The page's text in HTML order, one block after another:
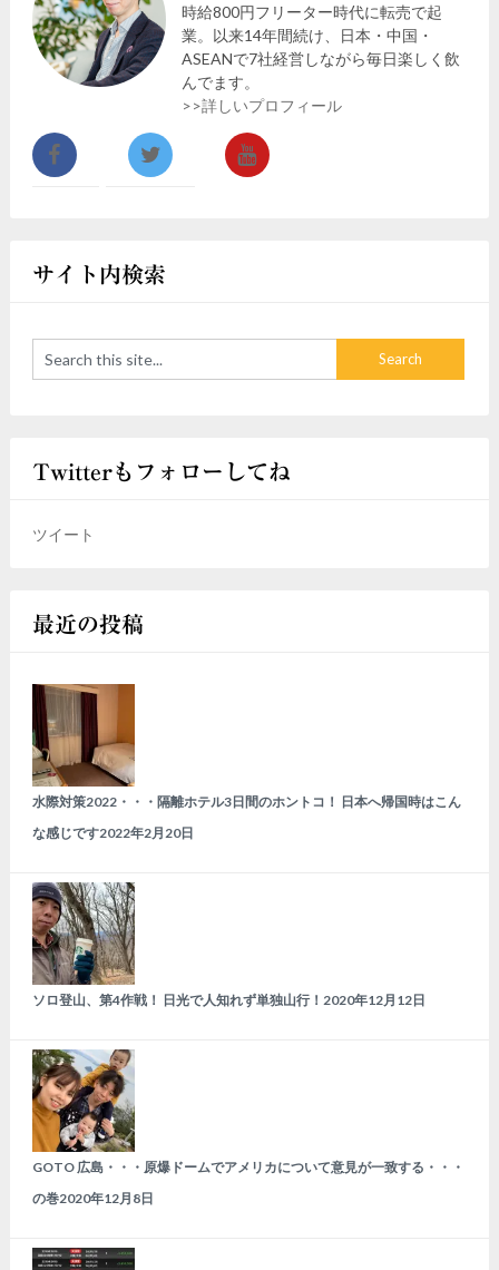
時給800円フリーター時代に転売で起
業。以来14年間続け、日本・中国・
ASEANで7社経営しながら毎日楽しく飲
んでます。
>>詳しいプロフィール
サイト内検索
Twitterもフォローしてね
ツイート
最近の投稿
水際対策2022・・・隔離ホテル3日間のホントコ！ 日本へ帰国時はこん
な感じです2022年2月20日
ソロ登山、第4作戦！ 日光で人知れず単独山行！ 2020年12月12日
GOTO 広島・・・原爆ドームでアメリカについて意見が一致する・・・
の巻2020年12月8日